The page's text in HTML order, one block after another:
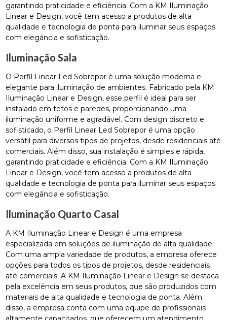
garantindo praticidade e eficiência. Com a KM Iluminação
Linear e Design, você tem acesso a produtos de alta
qualidade e tecnologia de ponta para iluminar seus espaços
com elegância e sofisticação.
Iluminação Sala
O Perfil Linear Led Sobrepor é uma solução moderna e
elegante para iluminação de ambientes. Fabricado pela KM
Iluminação Linear e Design, esse perfil é ideal para ser
instalado em tetos e paredes, proporcionando uma
iluminação uniforme e agradável. Com design discreto e
sofisticado, o Perfil Linear Led Sobrepor é uma opção
versátil para diversos tipos de projetos, desde residenciais até
comerciais. Além disso, sua instalação é simples e rápida,
garantindo praticidade e eficiência. Com a KM Iluminação
Linear e Design, você tem acesso a produtos de alta
qualidade e tecnologia de ponta para iluminar seus espaços
com elegância e sofisticação.
Iluminação Quarto Casal
A KM Iluminação Linear e Design é uma empresa
especializada em soluções de iluminação de alta qualidade.
Com uma ampla variedade de produtos, a empresa oferece
opções para todos os tipos de projetos, desde residenciais
até comerciais. A KM Iluminação Linear e Design se destaca
pela excelência em seus produtos, que são produzidos com
materiais de alta qualidade e tecnologia de ponta. Além
disso, a empresa conta com uma equipe de profissionais